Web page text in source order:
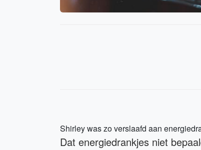
Shirley was zo verslaafd aan
Dat energiedrankjes niet